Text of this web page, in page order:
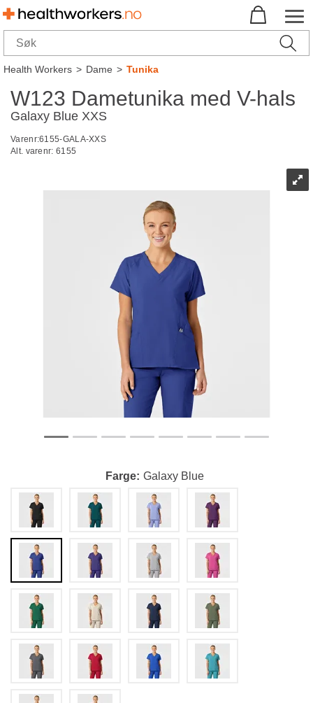
Health Workers>Dame>Tunika
W123 Dametunika med V-hals
Galaxy Blue XXS
Varenr:6155-GALA-XXS
Alt. varenr: 6155
Farge Galaxy Blue